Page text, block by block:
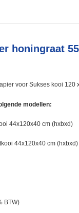
honingraat
voor Sukses kooi 120
modellen:
44x120x40 cm (hxbxd)
44x120x40 cm (hxbxd)
BTW)